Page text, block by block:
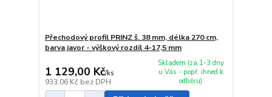
Přechodový profil PRINZ š. 38 mm, délka 270 cm,
barva javor - výškový rozdíl 4-17,5 mm
1 129,00 Kč/ks
933,06 Kč bez DPH
Skladem (za 1-3 dny
u Vás - popř. ihned k
odběru)